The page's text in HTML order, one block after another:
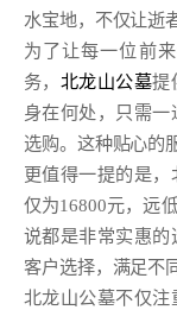
水宝地，不仅让逝
为了让每一位前
务， 北龙山公墓提
身在何处，只需
选购。这种贴心的
更值得一提的是
仅为16800元，远
说都是非常实惠
客户选择，满足不
北龙山公墓不仅